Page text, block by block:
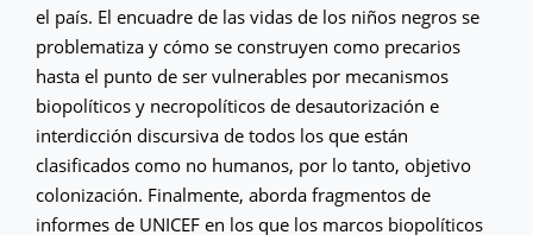
el país. El encuadre de las vidas de los niños negros se
problematiza y cómo se construyen como precarios
hasta el punto de ser vulnerables por mecanismos
biopolíticos y necropolíticos de desautorización e
interdicción discursiva de todos los que están
clasificados como no humanos, por lo tanto, objetivo
colonización. Finalmente, aborda fragmentos de
informes de UNICEF en los que los marcos biopolíticos